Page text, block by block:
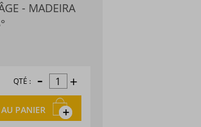
- MADEIRA
QTÉ : - +
PANIER